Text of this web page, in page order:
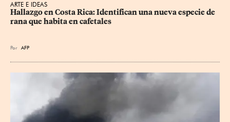
ARTE E IDEAS
Hallazgo en Costa Rica: Identifican una nueva especie de
rana que habita en cafetales
Por AFP